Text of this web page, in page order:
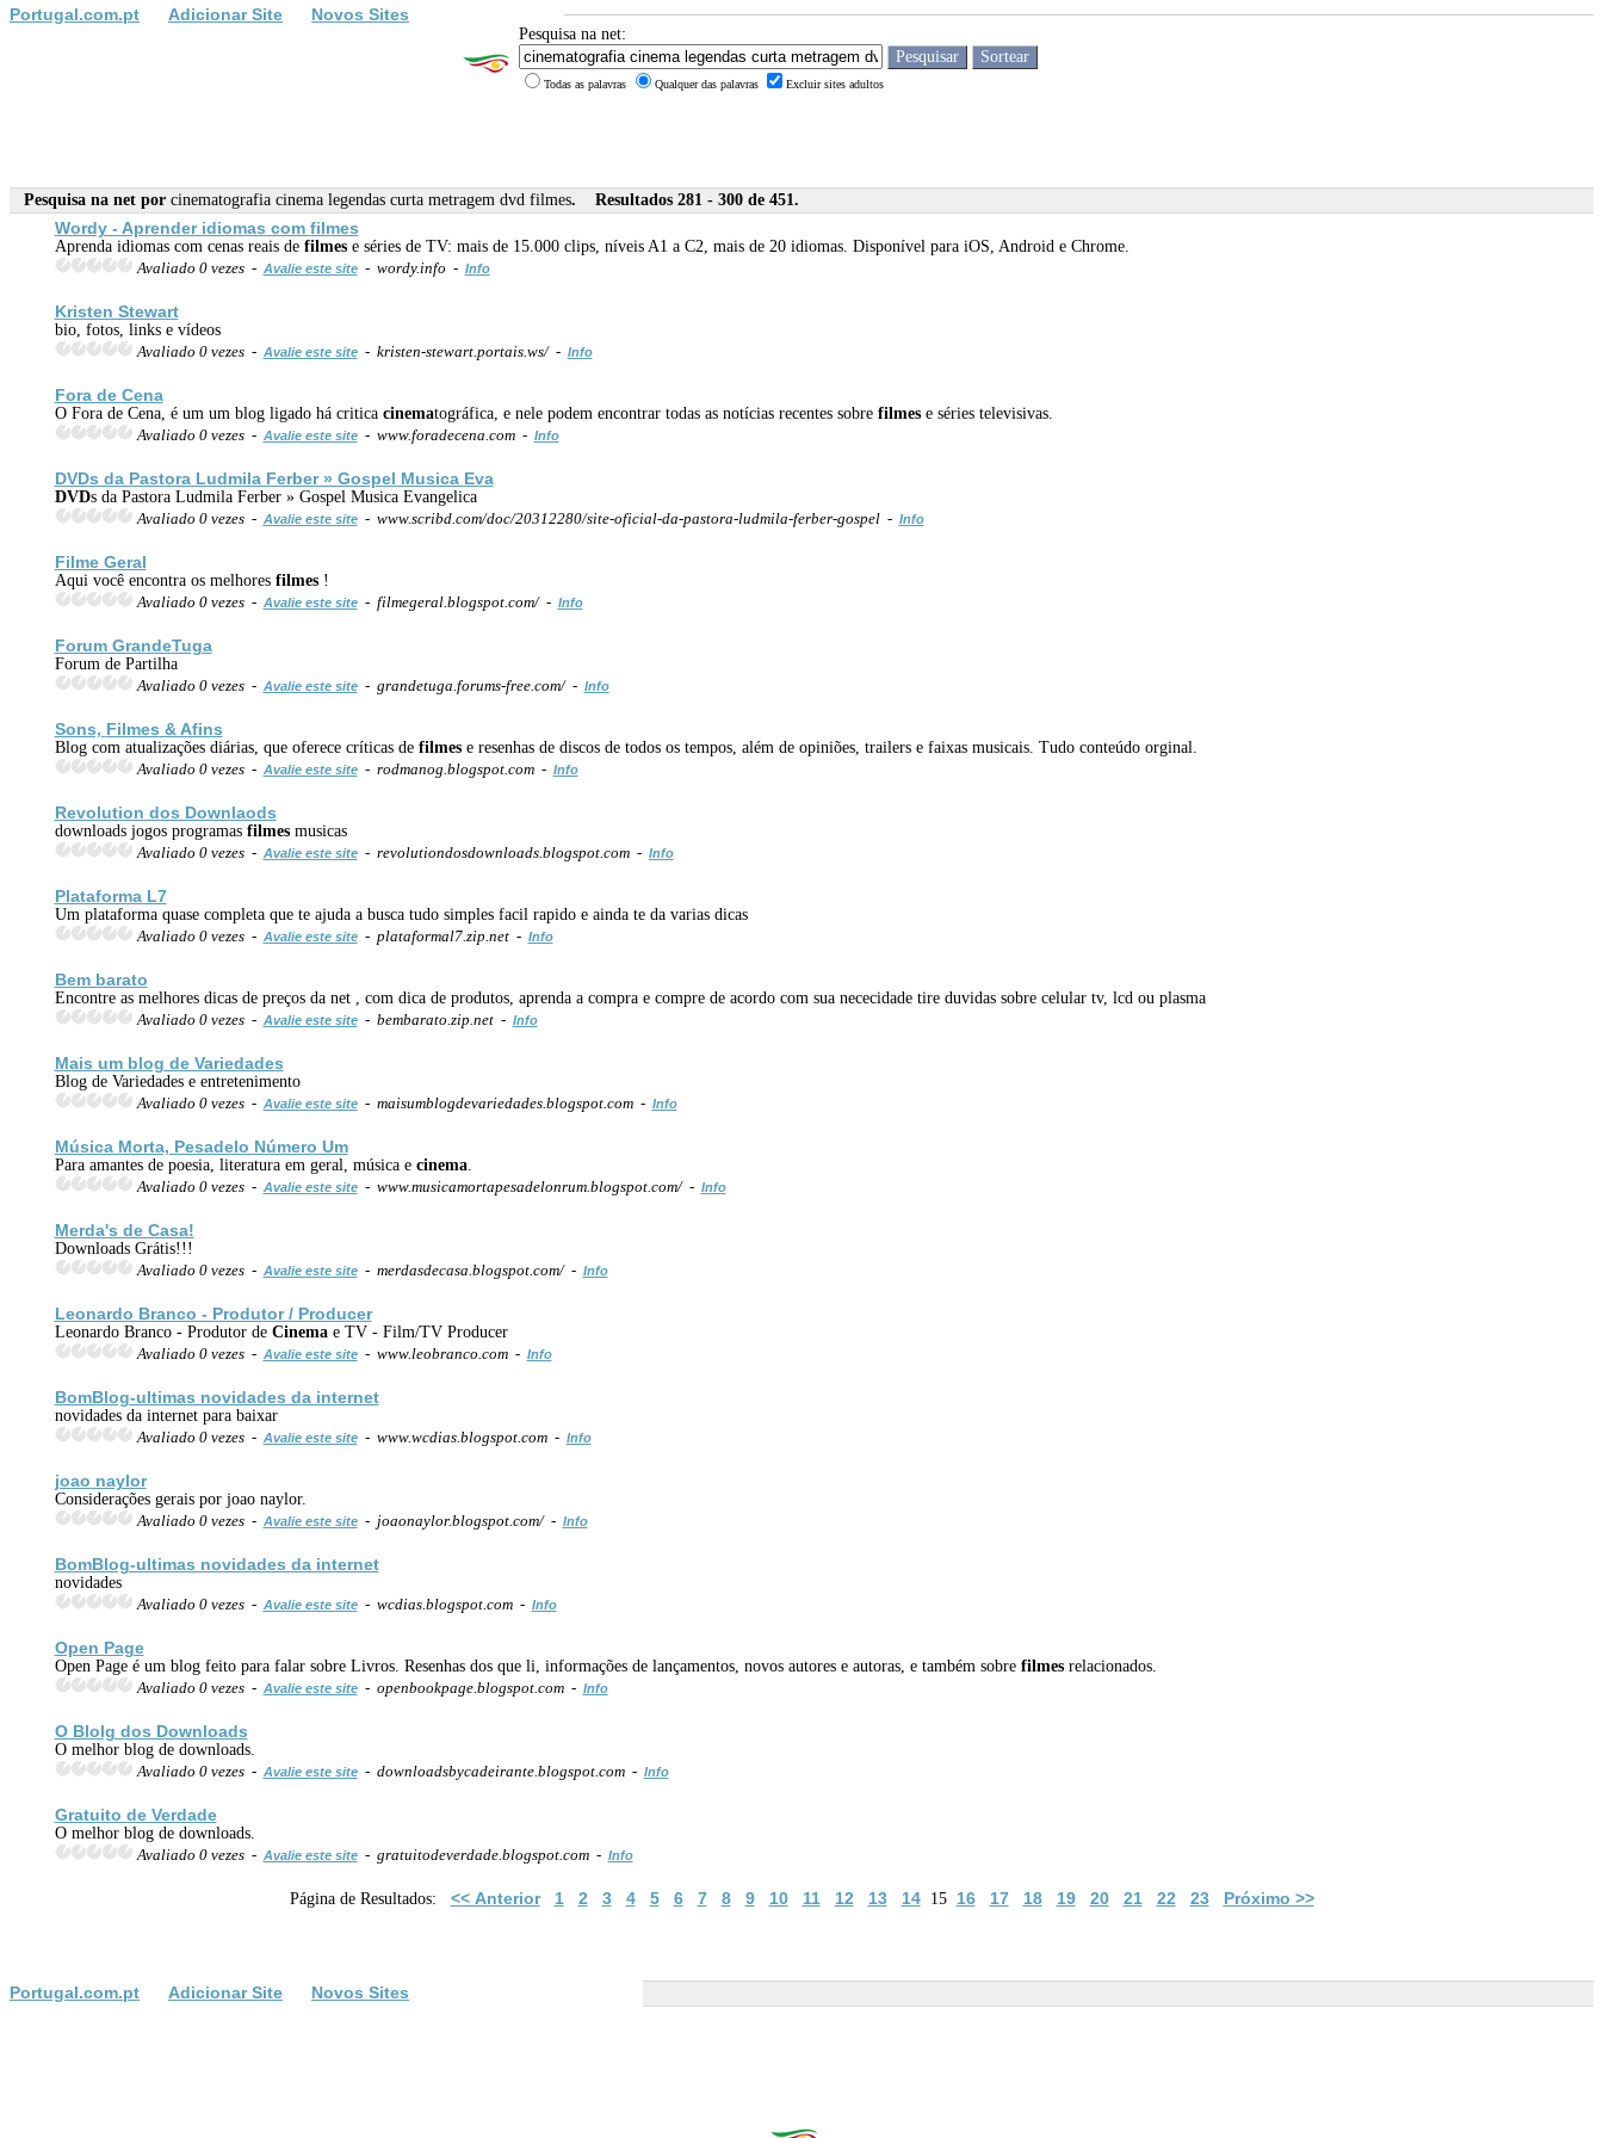
Portugal.com.pt Adicionar Site Novos Sites
Pesquisa na net:
Todas as palavras Qualquer das palavras Excluir sites adultos
Pesquisa na net por cinematografia cinema legendas curta metragem dvd filmes. Resultados 281 - 300 de 451.
Wordy - Aprender idiomas com filmes
Aprenda idiomas com cenas reais de filmese séries de TV: mais de 15.000 clips, níveis A1 a C2, mais de 20 idiomas. Disponível para iOS, Android e Chrome.
Avaliado 0 vezes - Avalie este site- wordy.info - Info
Kristen Stewart
bio, fotos, links e vídeos
Avaliado 0 vezes - Avalie este site- kristen-stewart.portais.ws/ - Info
Fora de Cena
O Fora de Cena, é um um blog ligado há critica cinematográfica, e nele podem encontrar todas as notícias recentes sobre filmese séries televisivas.
Avaliado 0 vezes - Avalie este site- www.foradecena.com - Info
DVDs da Pastora Ludmila Ferber » Gospel Musica Eva
DVDs da Pastora Ludmila Ferber » Gospel Musica Evangelica
Avaliado 0 vezes - Avalie este site- www.scribd.com/doc/20312280/site-oficial-da-pastora-ludmila-ferber-gospel - Info
Filme Geral
Aqui você encontra os melhores filmes!
Avaliado 0 vezes - Avalie este site- filmegeral.blogspot.com/ - Info
Forum GrandeTuga
Forum de Partilha
Avaliado 0 vezes - Avalie este site- grandetuga.forums-free.com/ - Info
Sons, Filmes & Afins
Blog com atualizações diárias, que oferece críticas de filmese resenhas de discos de todos os tempos, além de opiniões, trailers e faixas musicais. Tudo conteúdo orginal.
Avaliado 0 vezes - Avalie este site- rodmanog.blogspot.com - Info
Revolution dos Downlaods
downloads jogos programas filmesmusicas
Avaliado 0 vezes - Avalie este site- revolutiondosdownloads.blogspot.com - Info
Plataforma L7
Um plataforma quase completa que te ajuda a busca tudo simples facil rapido e ainda te da varias dicas
Avaliado 0 vezes - Avalie este site- plataformal7.zip.net - Info
Bem barato
Encontre as melhores dicas de preços da net , com dica de produtos, aprenda a compra e compre de acordo com sua nececidade tire duvidas sobre celular tv, lcd ou plasma
Avaliado 0 vezes - Avalie este site- bembarato.zip.net - Info
Mais um blog de Variedades
Blog de Variedades e entretenimento
Avaliado 0 vezes - Avalie este site- maisumblogdevariedades.blogspot.com - Info
Música Morta, Pesadelo Número Um
Para amantes de poesia, literatura em geral, música e cinema.
Avaliado 0 vezes - Avalie este site- www.musicamortapesadelonrum.blogspot.com/ - Info
Merda's de Casa!
Downloads Grátis!!!
Avaliado 0 vezes - Avalie este site- merdasdecasa.blogspot.com/ - Info
Leonardo Branco - Produtor / Producer
Leonardo Branco - Produtor de Cinemae TV - Film/TV Producer
Avaliado 0 vezes - Avalie este site- www.leobranco.com - Info
BomBlog-ultimas novidades da internet
novidades da internet para baixar
Avaliado 0 vezes - Avalie este site- www.wcdias.blogspot.com - Info
joao naylor
Considerações gerais por joao naylor.
Avaliado 0 vezes - Avalie este site- joaonaylor.blogspot.com/ - Info
BomBlog-ultimas novidades da internet
novidades
Avaliado 0 vezes - Avalie este site- wcdias.blogspot.com - Info
Open Page
Open Page é um blog feito para falar sobre Livros. Resenhas dos que li, informações de lançamentos, novos autores e autoras, e também sobre filmesrelacionados.
Avaliado 0 vezes - Avalie este site- openbookpage.blogspot.com - Info
O Blolg dos Downloads
O melhor blog de downloads.
Avaliado 0 vezes - Avalie este site- downloadsbycadeirante.blogspot.com - Info
Gratuito de Verdade
O melhor blog de downloads.
Avaliado 0 vezes - Avalie este site- gratuitodeverdade.blogspot.com - Info
Página de Resultados: << Anterior 1 2 3 4 5 6 7 8 9 10 11 12 13 1415 16 17 18 19 20 21 22 23 Próximo >>
Portugal.com.pt Adicionar Site Novos Sites